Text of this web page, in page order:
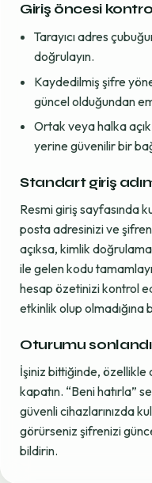
Giriş öncesi
Tarayıcı adres
doğrulayın.
Kaydedilmiş şifre
güncel olduğundan
Ortak veya halka
yerine güvenilir bir
Standart giriş
Resmi giriş sayfasında
posta adresinizi ve
açıksa, kimlik
ile gelen kodu
hesap özetinizi kontrol
etkinlik olup olmadığına
Oturumu
İşiniz bittiğinde,
kapatın. “Beni hatırla”
güvenli cihazlarınızda
görürseniz şifrenizi
bildirin.